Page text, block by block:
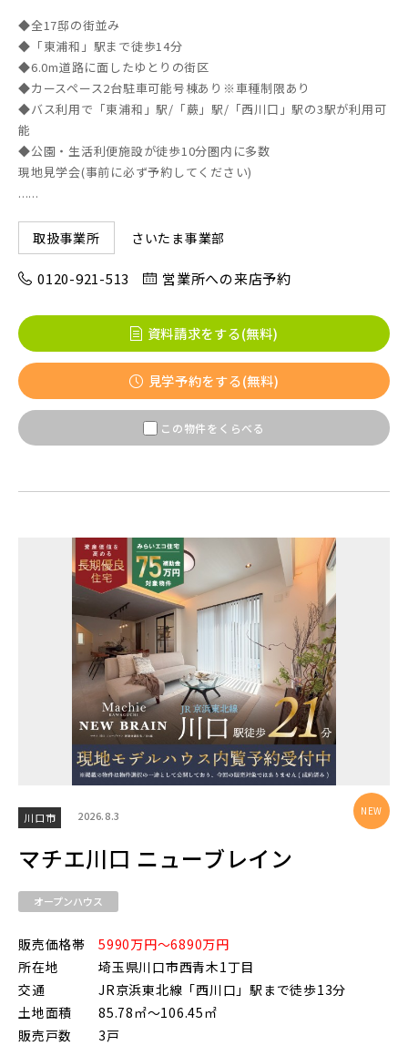
東京メトロ千代田線
北総鉄道
埼玉高速鉄道
東京メトロ東西線
都営新宿線
埼玉新都市交通 [伊奈線]
東葉高速鉄道
東京メトロ副都心線
京王井の頭線
千葉都市モノレール
物件を検索する
◆全17邸の街並み
◆「東浦和」駅まで徒歩14分
◆6.0m道路に面したゆとりの街区
◆カースペース2台駐車可能号棟あり※車種制限あり
◆バス利用で「東浦和」駅/「蕨」駅/「西川口」駅の3駅が利用可
能
◆公園・生活利便施設が徒歩10分圏内に多数
現地見学会(事前に必ず予約してください)
......
取扱事業所 さいたま事業部
0120-921-513 営業所への来店予約
資料請求をする(無料)
見学予約をする(無料)
この物件をくらべる
川口市 2026.8.3
マチエ川口 ニューブレイン
オープンハウス
販売価格帯
5990万円～6890万円
所在地
埼玉県川口市西青木1丁目
交通
JR京浜東北線「西川口」駅まで徒歩13分
土地面積
85.78㎡～106.45㎡
販売戸数
3戸